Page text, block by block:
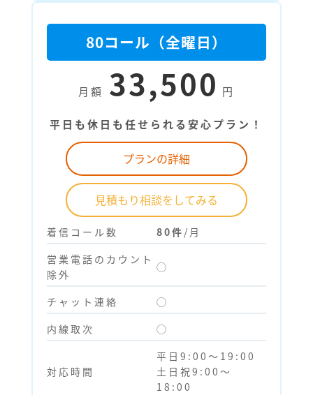
80コール（全曜日）
月額 33,500 円
平日も休日も任せられる安心プラン！
プランの詳細
見積もり相談をしてみる
着信コール数 80件 /月
営業電話のカウント
除外
◯
チャット連絡
◯
内線取次
◯
対応時間
平日9:00～19:00
土日祝9:00～
18:00